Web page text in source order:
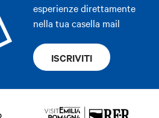
esperienze direttamente
nella tua casella mail
ISCRIVITI